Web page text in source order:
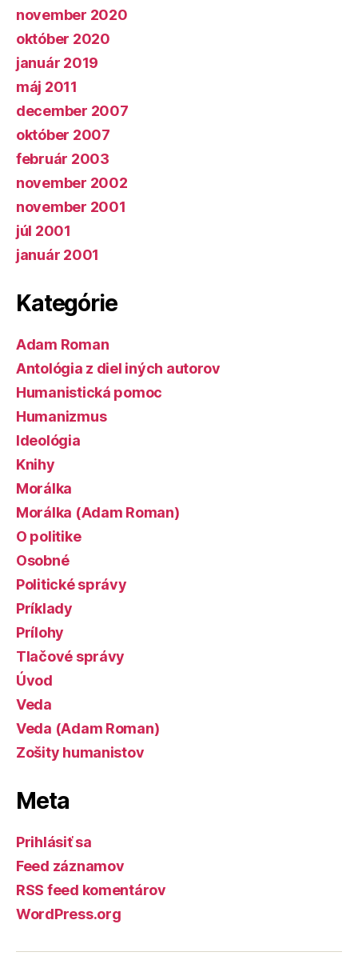
november 2020
október 2020
január 2019
máj 2011
december 2007
október 2007
február 2003
november 2002
november 2001
júl 2001
január 2001
Kategórie
Adam Roman
Antológia z diel iných autorov
Humanistická pomoc
Humanizmus
Ideológia
Knihy
Morálka
Morálka (Adam Roman)
O politike
Osobné
Politické správy
Príklady
Prílohy
Tlačové správy
Úvod
Veda
Veda (Adam Roman)
Zošity humanistov
Meta
Prihlásiť sa
Feed záznamov
RSS feed komentárov
WordPress.org